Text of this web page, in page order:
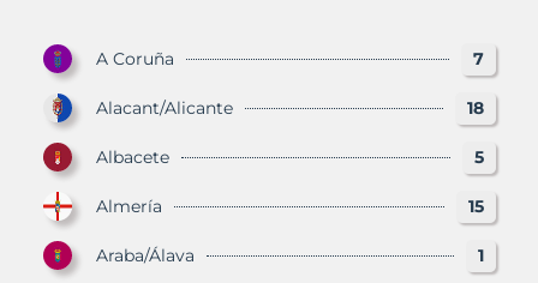
A Coruña 7
Alacant/Alicante 18
Albacete 5
Almería 15
Araba/Álava 1